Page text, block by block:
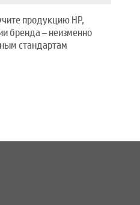
продукцию HP,
бренда – неизменно
стандартам